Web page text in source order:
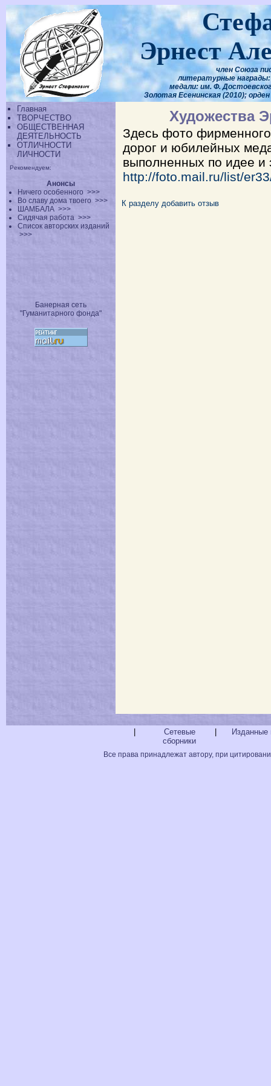
Эрнест
член Союза
литературные награды:
медали: им. Ф.
Золотая Есенинская (2010);
Главная
ТВОРЧЕСТВО
ОБЩЕСТВЕННАЯ
ДЕЯТЕЛЬНОСТЬ
ОТЛИЧНОСТИ
ЛИЧНОСТИ
Рекомендуем:
Анонсы
Ничего особенного >>>
Во славу дома твоего >>>
ШАМБАЛА >>>
Сидячая работа >>>
Список авторских изданий
>>>
Банерная сеть
"Гуманитарного фонда"
Художества
Здесь фото
дорог и юбилейных
выполненных по идее и
http://foto.mail.ru/list/
К разделу добавить отзыв
Сетевые
сборники
Изданные
Все права принадлежат автору, при